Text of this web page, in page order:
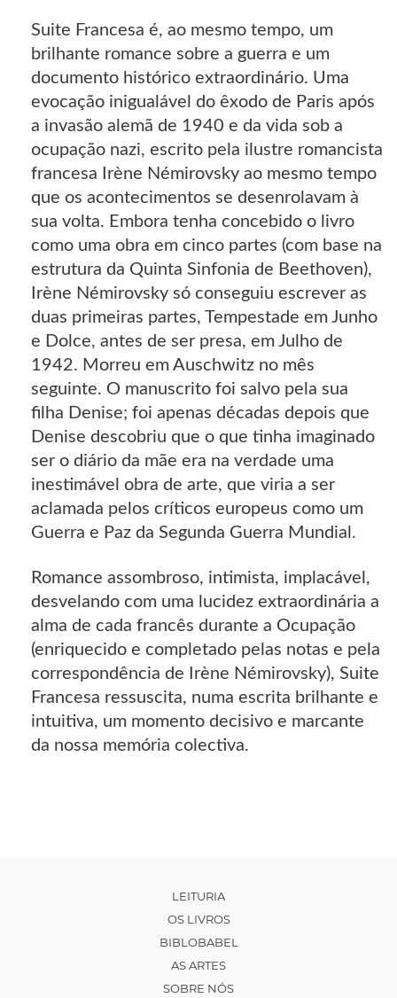
Suite Francesa é, ao mesmo tempo, um
brilhante romance sobre a guerra e um
documento histórico extraordinário. Uma
evocação inigualável do êxodo de Paris após
a invasão alemã de 1940 e da vida sob a
ocupação nazi, escrito pela ilustre romancista
francesa Irène Némirovsky ao mesmo tempo
que os acontecimentos se desenrolavam à
sua volta. Embora tenha concebido o livro
como uma obra em cinco partes (com base na
estrutura da Quinta Sinfonia de Beethoven),
Irène Némirovsky só conseguiu escrever as
duas primeiras partes, Tempestade em Junho
e Dolce, antes de ser presa, em Julho de
1942. Morreu em Auschwitz no mês
seguinte. O manuscrito foi salvo pela sua
filha Denise; foi apenas décadas depois que
Denise descobriu que o que tinha imaginado
ser o diário da mãe era na verdade uma
inestimável obra de arte, que viria a ser
aclamada pelos críticos europeus como um
Guerra e Paz da Segunda Guerra Mundial.
Romance assombroso, intimista, implacável,
desvelando com uma lucidez extraordinária a
alma de cada francês durante a Ocupação
(enriquecido e completado pelas notas e pela
correspondência de Irène Némirovsky), Suite
Francesa ressuscita, numa escrita brilhante e
intuitiva, um momento decisivo e marcante
da nossa memória colectiva.
LEITURIA
OS LIVROS
BIBLOBABEL
AS ARTES
SOBRE NÓS